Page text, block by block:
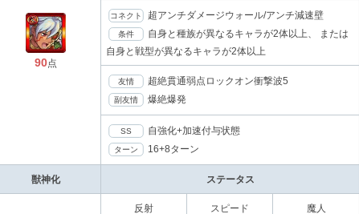
90点
コネクト 超アンチダメージウォール/アンチ減速壁
条件
自身と種族が異なるキャラが2体以上、 または
自身と戦型が異なるキャラが2体以上
友情 超絶貫通弱点ロックオン衝撃波5
副友情 爆絶爆発
SS 自強化+加速付与状態
ターン 16+8ターン
獣神化 ステータス
反射 スピード 魔人